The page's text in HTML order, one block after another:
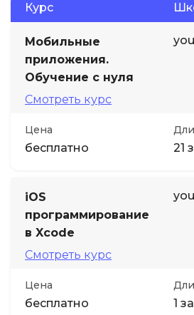
Курс
Мобильные
приложения.
Обучение с нуля
Смотреть курс
Цена
бесплатно 21
iOS
программирование
в Xcode
Смотреть курс
Цена
бесплатно 1